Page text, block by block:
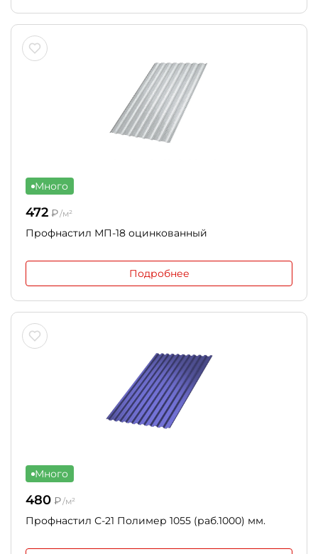
Много
472 ₽/м²
Профнастил МП-18 оцинкованный
Подробнее
Много
480 ₽/м²
Профнастил С-21 Полимер 1055 (раб.1000) мм.